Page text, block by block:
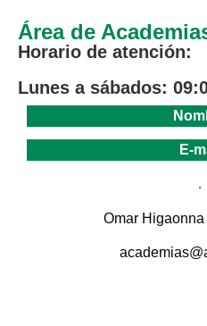
Área de
Horario de atención:
Lunes a sábados:
E-
.
Omar